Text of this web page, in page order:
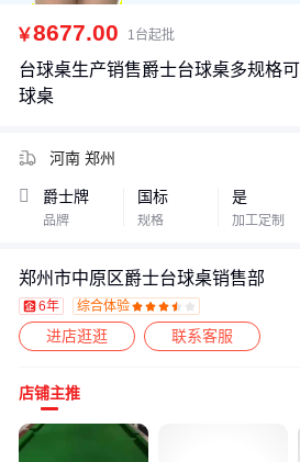
￥8677.00 1台起批
台球桌生产销售爵士台球桌多规格
球桌
河南 郑州
爵士牌
品牌
国标
规格
是
加工定制
郑州市中原区爵士台球桌销售部
6年 综合体验     
   
进店逛逛 联系客服
店铺主推